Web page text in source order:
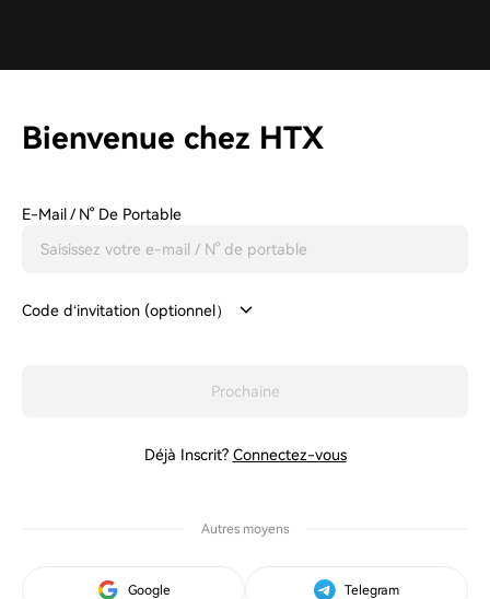
Bienvenue chez HTX
E-Mail / N° De Portable
Code d‘invitation (optionnel）
Prochaine
Déjà Inscrit? Connectez-vous
Autres moyens
Google Telegram